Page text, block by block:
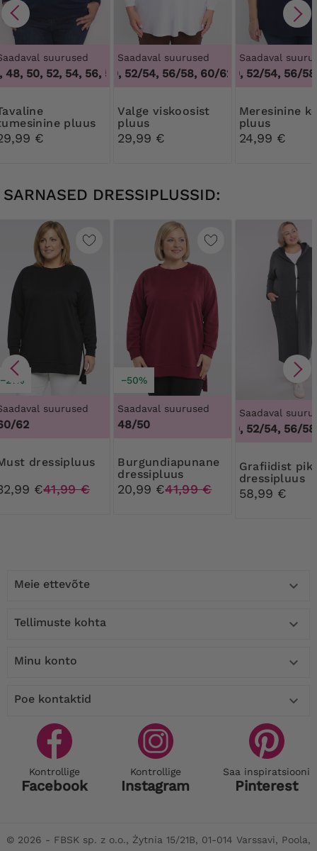
suurused
50, 52, 54, 56, 58, 60, 62, 64,44, 46, 48, 50, 52, 54,
pluus
€
Saadaval suurused
48/50, 52/54, 56/58, 60/62 48/50, 52/54,
Valge viskoosist
pluus
29,99 €
Saadaval
48/50, 52/54, 56/
Meresinine kootud
pluus
24,99 €
SARNASED DRESSIPLUSSID:
−21%
suurused
62
Must dressipluus
€41,99 €
−50%
Saadaval suurused
48/50
Burgundiapunane
dressipluus
20,99 €41,99 €
Saadaval
48/50, 52/54, 56/
Grafiidist pikk soe
dressipluus
nööpidega
58,99 €
Meie ettevõte 
Tellimuste kohta 
Minu konto 
Poe kontaktid 
Kontrollige
Facebook
Kontrollige
Instagram
Saa inspiratsiooni
Pinterest
© 2026 - FBSK sp. z o.o., Żytnia 15/21B, 01-014 Varssavi, Poola,